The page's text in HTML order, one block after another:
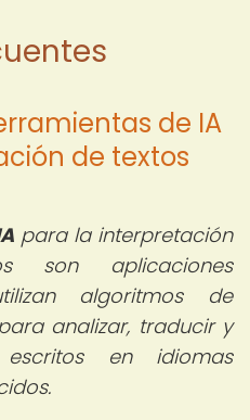
de IA
de textos
para la interpretación
son aplicaciones
algoritmos de
analizar, traducir y
en idiomas